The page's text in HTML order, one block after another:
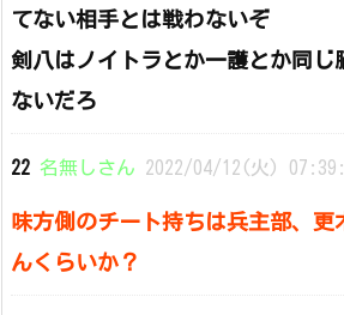
てない相手とは戦わないぞ
剣八はノイトラとか一護とか同じ
ないだろ
22 名無しさん 2022/04/12(火)
味方側のチート持ちは兵主部、更
んくらいか？